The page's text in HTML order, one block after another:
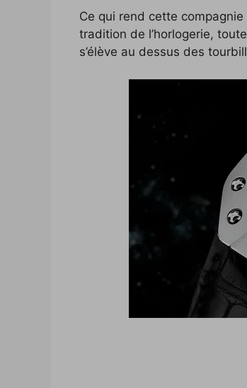
k
k
n
Ce qui rend cette
tradition de l’horlogerie,
s’élève au dessus des